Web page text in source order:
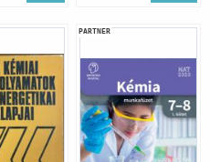
PARTNER